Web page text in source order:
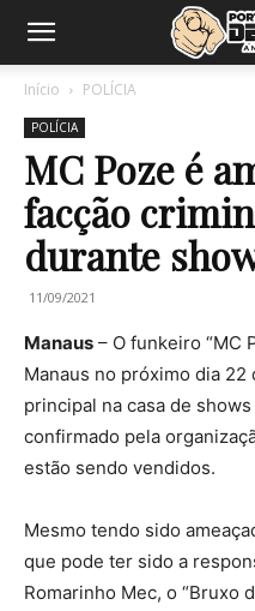
Início POLÍCIA
POLÍCIA
MC Poze é
facção
durante
11/09/2021
Manaus – O funkeiro “MC
Manaus no próximo dia
principal na casa de
confirmado pela
estão sendo vendidos.
Mesmo tendo sido
que pode ter sido a
Romarinho Mec, o “Bruxo